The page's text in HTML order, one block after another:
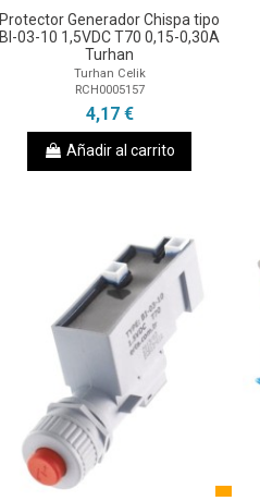
Protector Generador Chispa tipo
BI-03-10 1,5VDC T70 0,15-0,30A
Turhan
Turhan Celik
RCH0005157
4,17 €
Añadir al carrito